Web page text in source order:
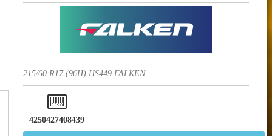
215/60 R17 (96H) HS449 FALKEN
4250427408439